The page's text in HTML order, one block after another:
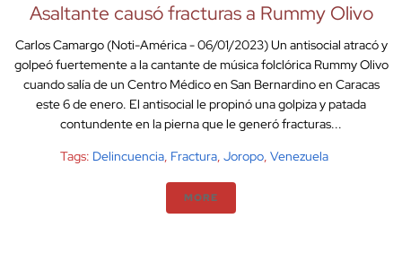
Asaltante causó fracturas a Rummy Olivo
Carlos Camargo (Noti-América - 06/01/2023) Un antisocial atracó y
golpeó fuertemente a la cantante de música folclórica Rummy Olivo
cuando salía de un Centro Médico en San Bernardino en Caracas
este 6 de enero. El antisocial le propinó una golpiza y patada
contundente en la pierna que le generó fracturas...
Tags: Delincuencia, Fractura, Joropo, Venezuela
MORE